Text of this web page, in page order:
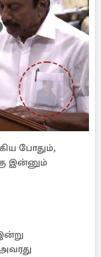
போதும்,
இன்னும்